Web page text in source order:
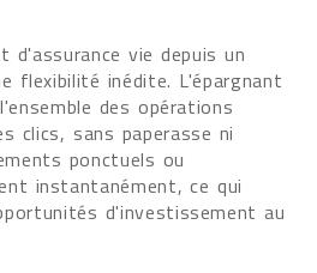
vie depuis un
flexibilité inédite. L'épargnant
des opérations
clics, sans paperasse ni
ponctuels ou
instantanément, ce qui
d'investissement au